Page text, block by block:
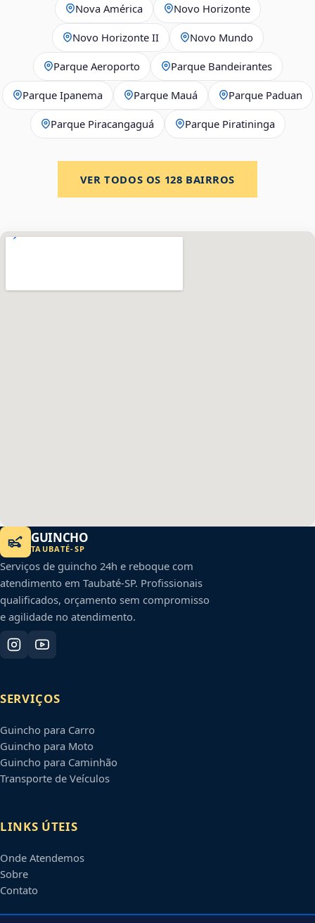
Nova América Novo Horizonte
Novo Horizonte II Novo Mundo
Parque Aeroporto Parque Bandeirantes
Parque Ipanema Parque Mauá Parque Paduan
Parque Piracangaguá Parque Piratininga
VER TODOS OS 128 BAIRROS
GUINCHO
TAUBATÉ-SP
Serviços de guincho 24h e reboque com
atendimento em Taubaté-SP. Profissionais
qualificados, orçamento sem compromisso
e agilidade no atendimento.
SERVIÇOS
Guincho para Carro
Guincho para Moto
Guincho para Caminhão
Transporte de Veículos
LINKS ÚTEIS
Onde Atendemos
Sobre
Contato